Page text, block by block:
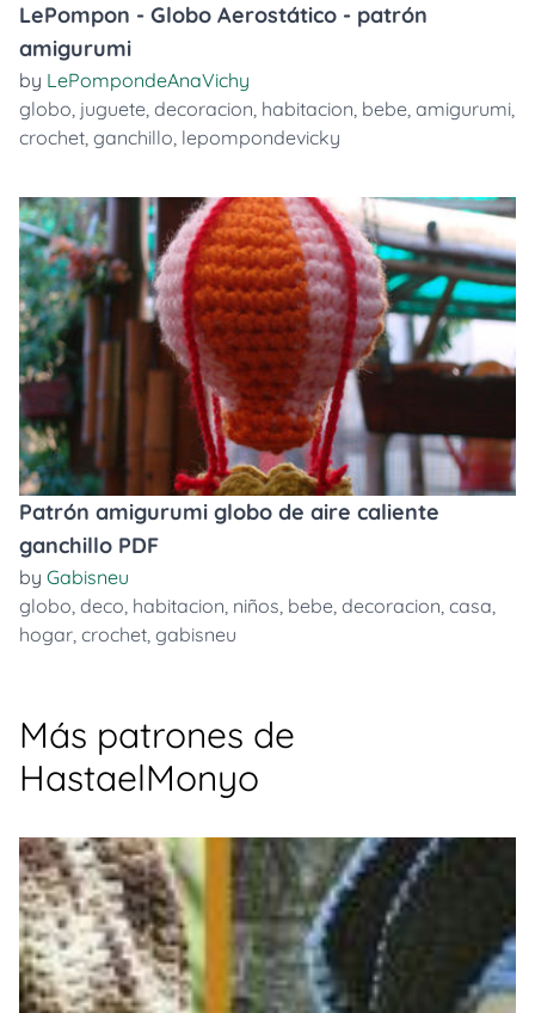
LePompon - Globo Aerostático - patrón
amigurumi
by LePompondeAnaVichy
globo, juguete, decoracion, habitacion, bebe, amigurumi,
crochet, ganchillo, lepompondevicky
Patrón amigurumi globo de aire caliente
ganchillo PDF
by Gabisneu
globo, deco, habitacion, niños, bebe, decoracion, casa,
hogar, crochet, gabisneu
Más patrones de
HastaelMonyo